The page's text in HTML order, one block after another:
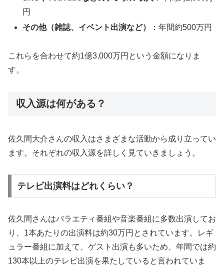
円
その他（雑誌、イベント出演など）
：年間約500万円
これらを合わせて約1億3,000万円という金額になりま
す。
収入源は何がある？
佐久間大介さんの収入はさまざまな活動から成り立ってい
ます。それぞれの収入源を詳しく見ていきましょう。
テレビ出演料はどれくらい？
佐久間さんはバラエティ番組や音楽番組に多数出演してお
り、1本あたりの出演料は約30万円とされています。レギ
ュラー番組に加えて、ゲスト出演も多いため、年間では約
130本以上のテレビ出演を果たしていると言われていま